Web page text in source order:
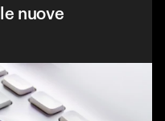
nuove